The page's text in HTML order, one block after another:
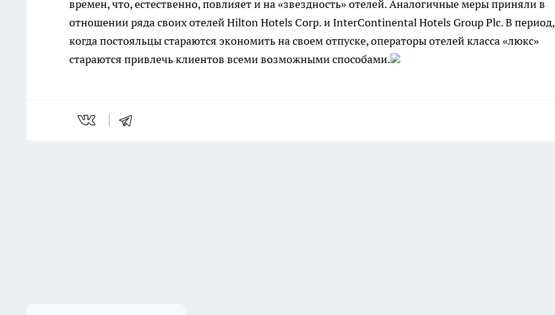
времен, что, естественно, повлияет и на «звездность» отелей. Аналогичные меры приняли в
отношении ряда своих отелей Hilton Hotels Corp. и InterContinental Hotels Group Plc. В период,
когда постояльцы стараются экономить на своем отпуске, операторы отелей класса «люкс»
стараются привлечь клиентов всеми возможными способами.